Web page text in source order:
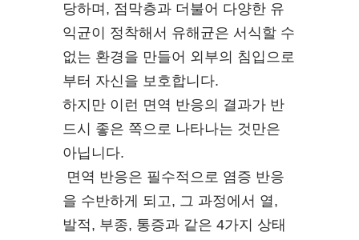
당하며, 점막층과 더불어 다양한 유
익균이 정착해서 유해균은 서식할 수
없는 환경을 만들어 외부의 침입으로
부터 자신을 보호합니다.
하지만 이런 면역 반응의 결과가 반
드시 좋은 쪽으로 나타나는 것만은
아닙니다.
면역 반응은 필수적으로 염증 반응
을 수반하게 되고, 그 과정에서 열,
발적, 부종, 통증과 같은 4가지 상태